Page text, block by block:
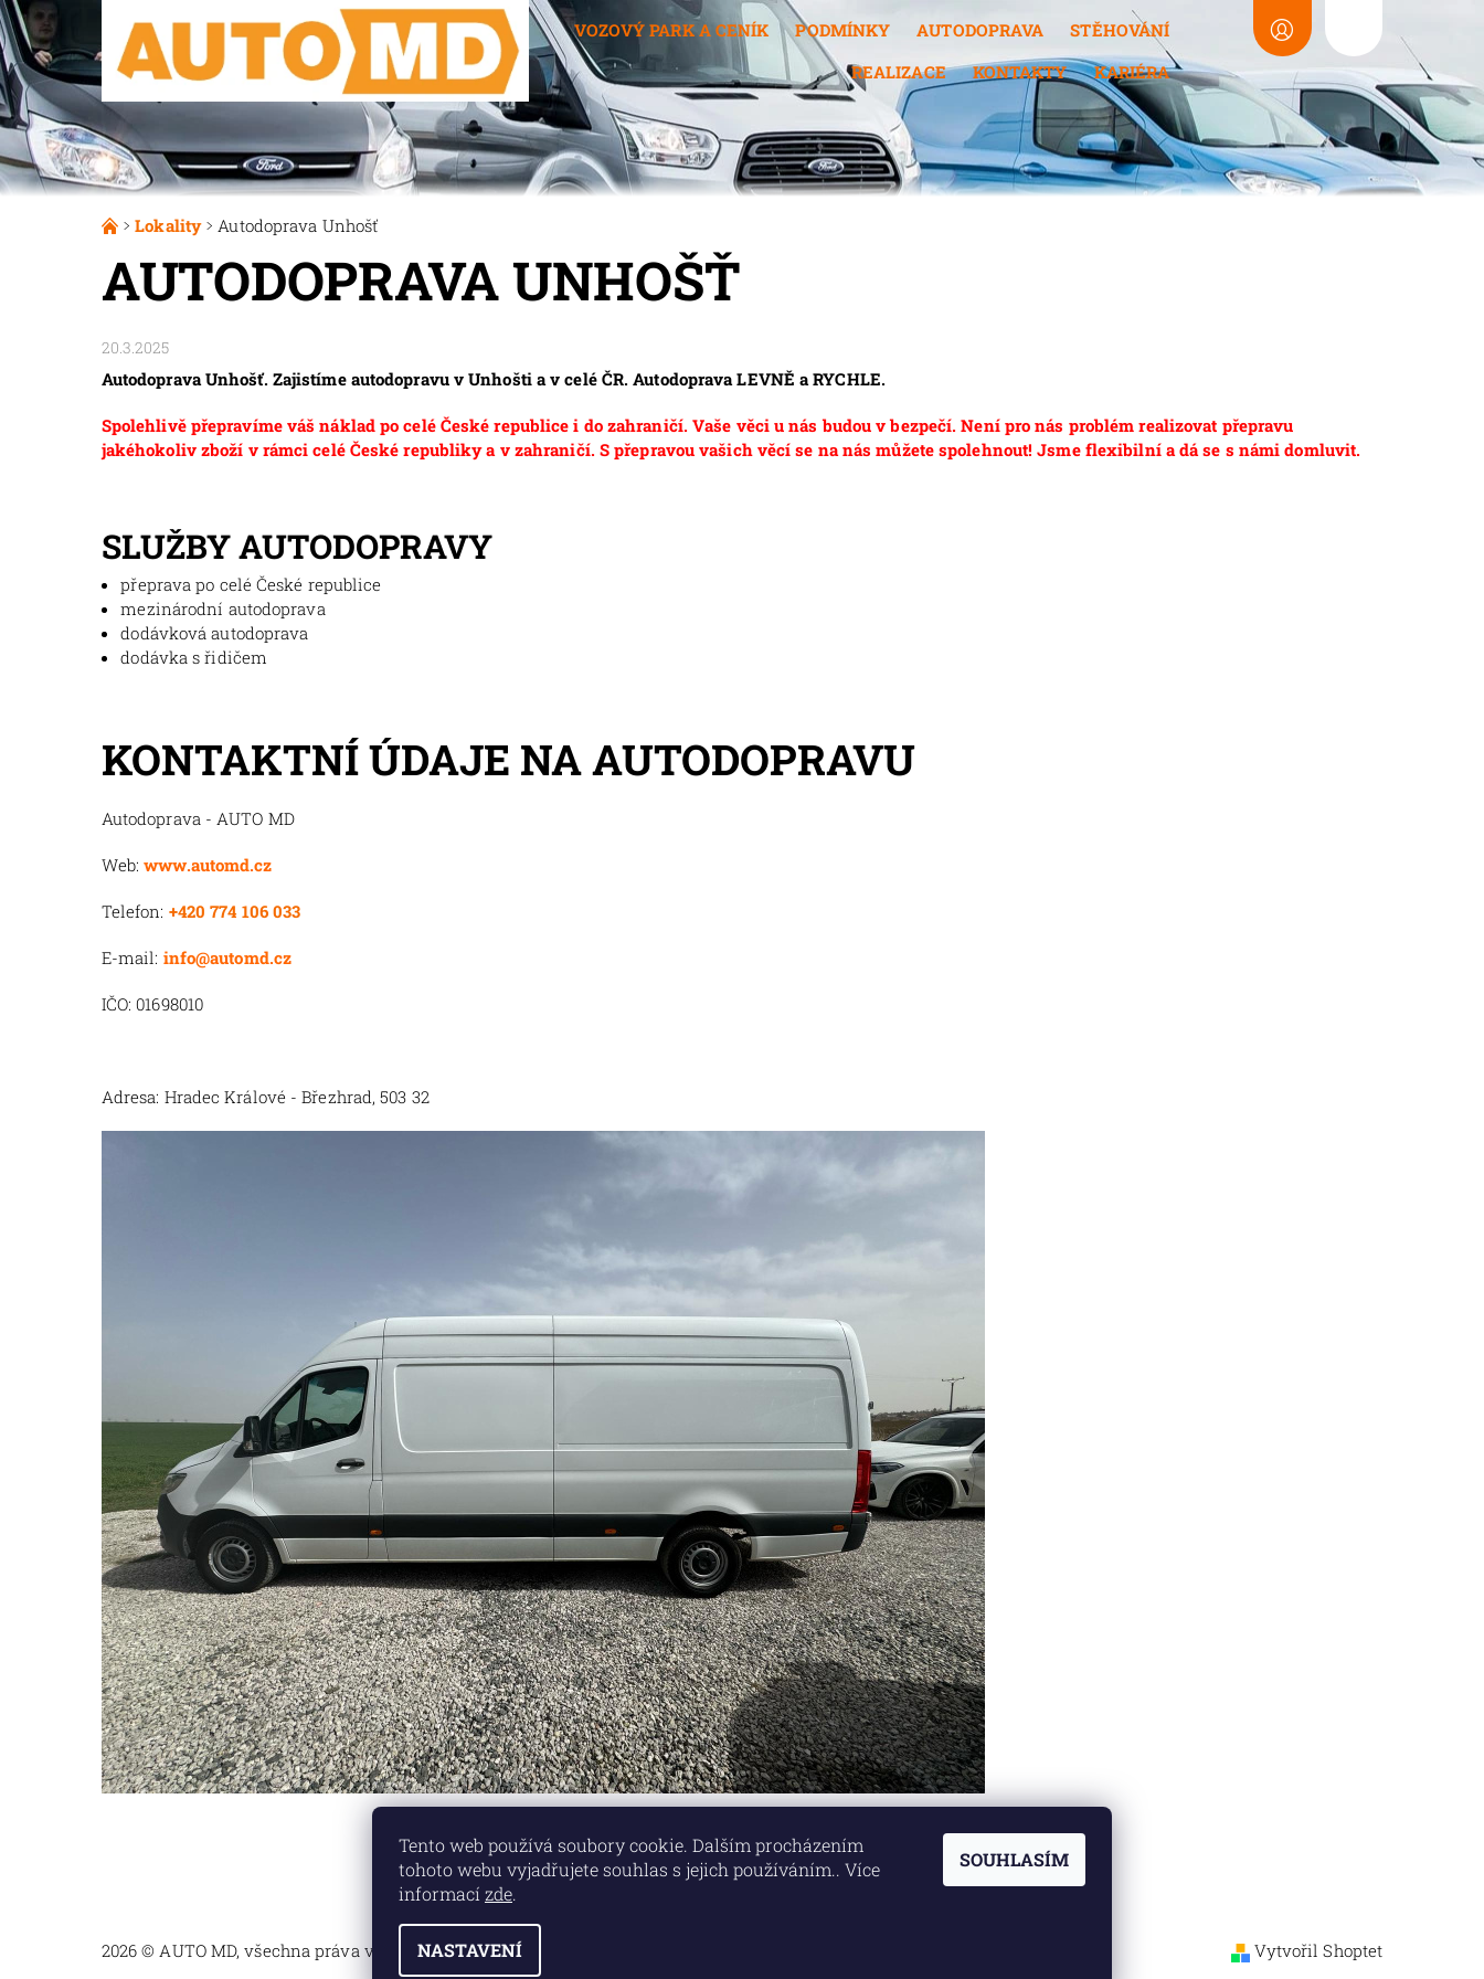
VOZOVÝ PARK A CENÍK PODMÍNKY AUTODOPRAVA
STĚHOVÁNÍ
REALIZACE
KONTAKTY KARIÉRA
Lokality Autodoprava Unhošť
AUTODOPRAVA UNHOŠŤ
20.3.2025
Autodoprava Unhošť. Zajistíme autodopravu v Unhošti a v celé ČR. Autodoprava LEVNĚ a RYCHLE.
Spolehlivě přepravíme váš náklad po celé České republice i do zahraničí. Vaše věci u nás budou v bezpečí. Není pro nás problém realizovat přepravu
jakéhokoliv zboží v rámci celé České republiky a v zahraničí. S přepravou vašich věcí se na nás můžete spolehnout! Jsme flexibilní a dá se s námi domluvit.
SLUŽBY AUTODOPRAVY
přeprava po celé České republice
mezinárodní autodoprava
dodávková autodoprava
dodávka s řidičem
KONTAKTNÍ ÚDAJE NA AUTODOPRAVU
Autodoprava - AUTO MD
Web:www.automd.cz
Telefon: +420 774 106 033
E-mail: info@automd.cz
IČO: 01698010
Adresa: Hradec Králové - Březhrad, 503 32
Lokality | Marketing zajišťuje společnost X-VISION
2026 © AUTO MD, všechna práva vyhrazena Vytvořil Shoptet
Tento web používá soubory cookie. Dalším procházením
tohoto webu vyjadřujete souhlas s jejich používáním.. Více
informací zde.
NASTAVENÍ
SOUHLASÍM